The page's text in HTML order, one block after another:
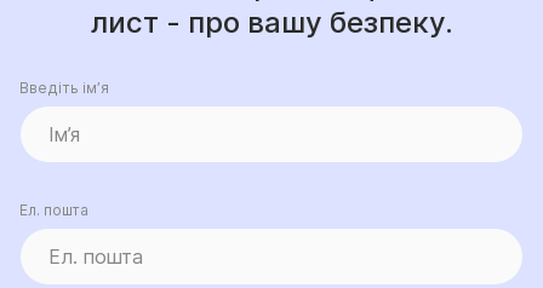
лист - про вашу безпеку.
Введіть ім’я
Ел. пошта